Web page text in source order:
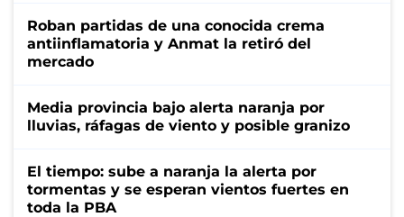
Roban partidas de una conocida crema
antiinflamatoria y Anmat la retiró del
mercado
Media provincia bajo alerta naranja por
lluvias, ráfagas de viento y posible granizo
El tiempo: sube a naranja la alerta por
tormentas y se esperan vientos fuertes en
toda la PBA